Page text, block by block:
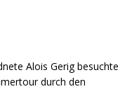
Alois Gerig besuchte
durch den